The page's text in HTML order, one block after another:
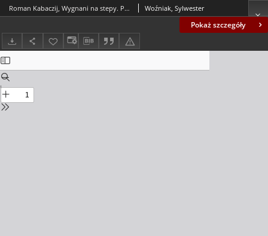
Pokaż szczegóły
Roman Kabaczij, Wygnani na stepy. Przesiedlenia ludności ukraińskiej z Polski na południe Ukrainy w latach 1944-1946 - recenzja Woźniak, Sylwester